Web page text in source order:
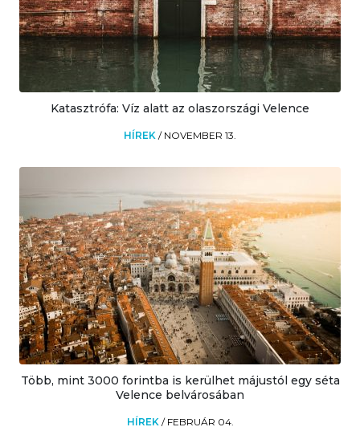
Katasztrófa: Víz alatt az olaszországi Velence
HÍREK / NOVEMBER 13.
Több, mint 3000 forintba is kerülhet májustól egy séta
Velence belvárosában
HÍREK / FEBRUÁR 04.